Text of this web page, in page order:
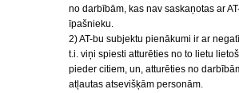
no darbībām, kas nav saskaņotas ar
īpašnieku.
2) AT-bu subjektu pienākumi ir ar
t.i. viņi spiesti atturēties no to lietu
pieder citiem, un, atturēties no
atļautas atsevišķām personām.